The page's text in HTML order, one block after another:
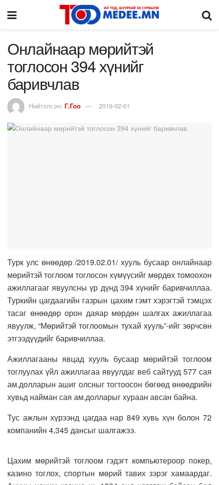
Онлайнаар мөрийтэй
тоглосон 394 хүнийг
баривчлав
Нийтэлсэн: Г.Гоо 2019-02-01
Турк улс өнөөдөр /2019.02.01/ хууль бусаар онлайнаар
мөрийтэй тоглоом тоглосон хүмүүсийг мөрдөх томоохон
ажиллагааг явуулсны үр дүнд 394 хүнийг баривчиллаа.
Туркийн цагдаагийн газрын цахим гэмт хэрэгтэй тэмцэх
тасаг өнөөдөр орон даяар мөрдөн шалгах ажиллагаа
явуулж, “Мөрийтэй тоглоомын тухай хууль”-ийг зөрчсөн
этгээдүүдийг баривчиллаа.
Ажиллагааны явцад хууль бусаар мөрийтэй тоглоом
тоглуулах үйл ажиллагаа явуулдаг веб сайтууд 577 сая
ам.долларын ашиг олсныг тогтоосон бөгөөд өнөөдрийн
хувьд найман сая ам.долларыг хураан авсан байна.
Тус ажлын хүрээнд цагдаа нар 849 хувь хүн болон 72
компанийн 4,345 дансыг шалгажээ.
Цахим мөрийтэй тоглоом гэдэгт компьютероор покер,
казино тоглох, спортын мөрий тавих зэрэг хамаардаг.